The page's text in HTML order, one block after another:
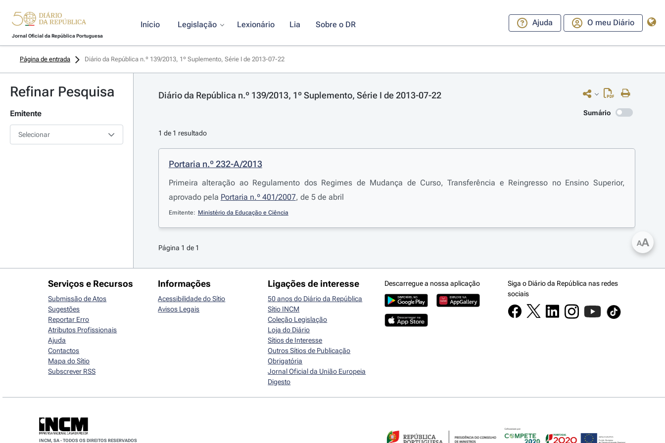
Jornal Oficial da República Portuguesa
Início Legislação Lexionário Lia Sobre o DR Ajuda O meu Diário
Página de entrada Diário da República n.º 139/2013, 1º Suplemento, Série I de 2013-07-22
Refinar Pesquisa
Emitente
Selecionar
Diário da República n.º 139/2013, 1º Suplemento, Série I de 2013-07-22
Sumário
1 de 1 resultado
Portaria n.º 232-A/2013
Primeira alteração ao Regulamento dos Regimes de Mudança de Curso, Transferência e Reingresso no Ensino Superior,
aprovado pela Portaria n.º 401/2007, de 5 de abril
Emitente: Ministério da Educação e Ciência
Página 1 de 1 AA
Serviços e Recursos
Submissão de Atos
Sugestões
Reportar Erro
Atributos Profissionais
Ajuda
Contactos
Mapa do Sítio
Subscrever RSS
Informações
Acessibilidade do Sítio
Avisos Legais
Ligações de interesse
50 anos do Diário da República
Sítio INCM
Coleção Legislação
Loja do Diário
Sítios de Interesse
Outros Sítios de Publicação
Obrigatória
Jornal Oficial da União Europeia
Digesto
Descarregue a nossa aplicação
Siga o Diário da República nas redes
sociais
INCM, SA - TODOS OS DIREITOS RESERVADOS